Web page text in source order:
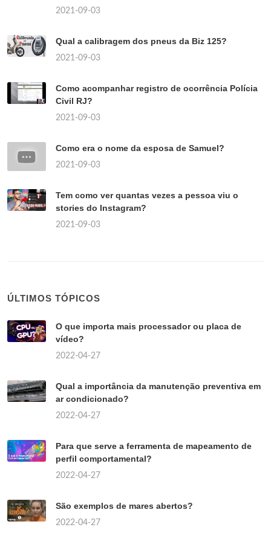
2021-09-03
Qual a calibragem dos pneus da Biz 125?
2021-09-03
Como acompanhar registro de ocorrência Polícia
Civil RJ?
2021-09-03
Como era o nome da esposa de Samuel?
2021-09-03
Tem como ver quantas vezes a pessoa viu o
stories do Instagram?
2021-09-03
ÚLTIMOS TÓPICOS
O que importa mais processador ou placa de
vídeo?
2022-04-27
Qual a importância da manutenção preventiva em
ar condicionado?
2022-04-27
Para que serve a ferramenta de mapeamento de
perfil comportamental?
2022-04-27
São exemplos de mares abertos?
2022-04-27